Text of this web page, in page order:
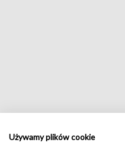
Używamy plików cookie